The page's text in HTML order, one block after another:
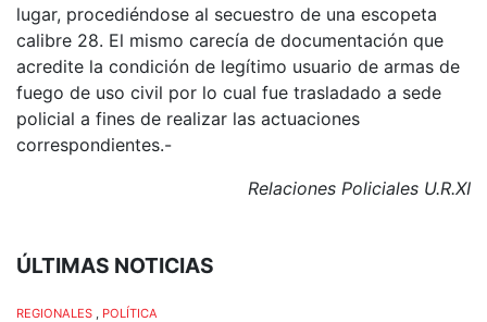
lugar, procediéndose al secuestro de una escopeta
calibre 28. El mismo carecía de documentación que
acredite la condición de legítimo usuario de armas de
fuego de uso civil por lo cual fue trasladado a sede
policial a fines de realizar las actuaciones
correspondientes.-
Relaciones Policiales U.R.XI
ÚLTIMAS NOTICIAS
REGIONALES , POLÍTICA